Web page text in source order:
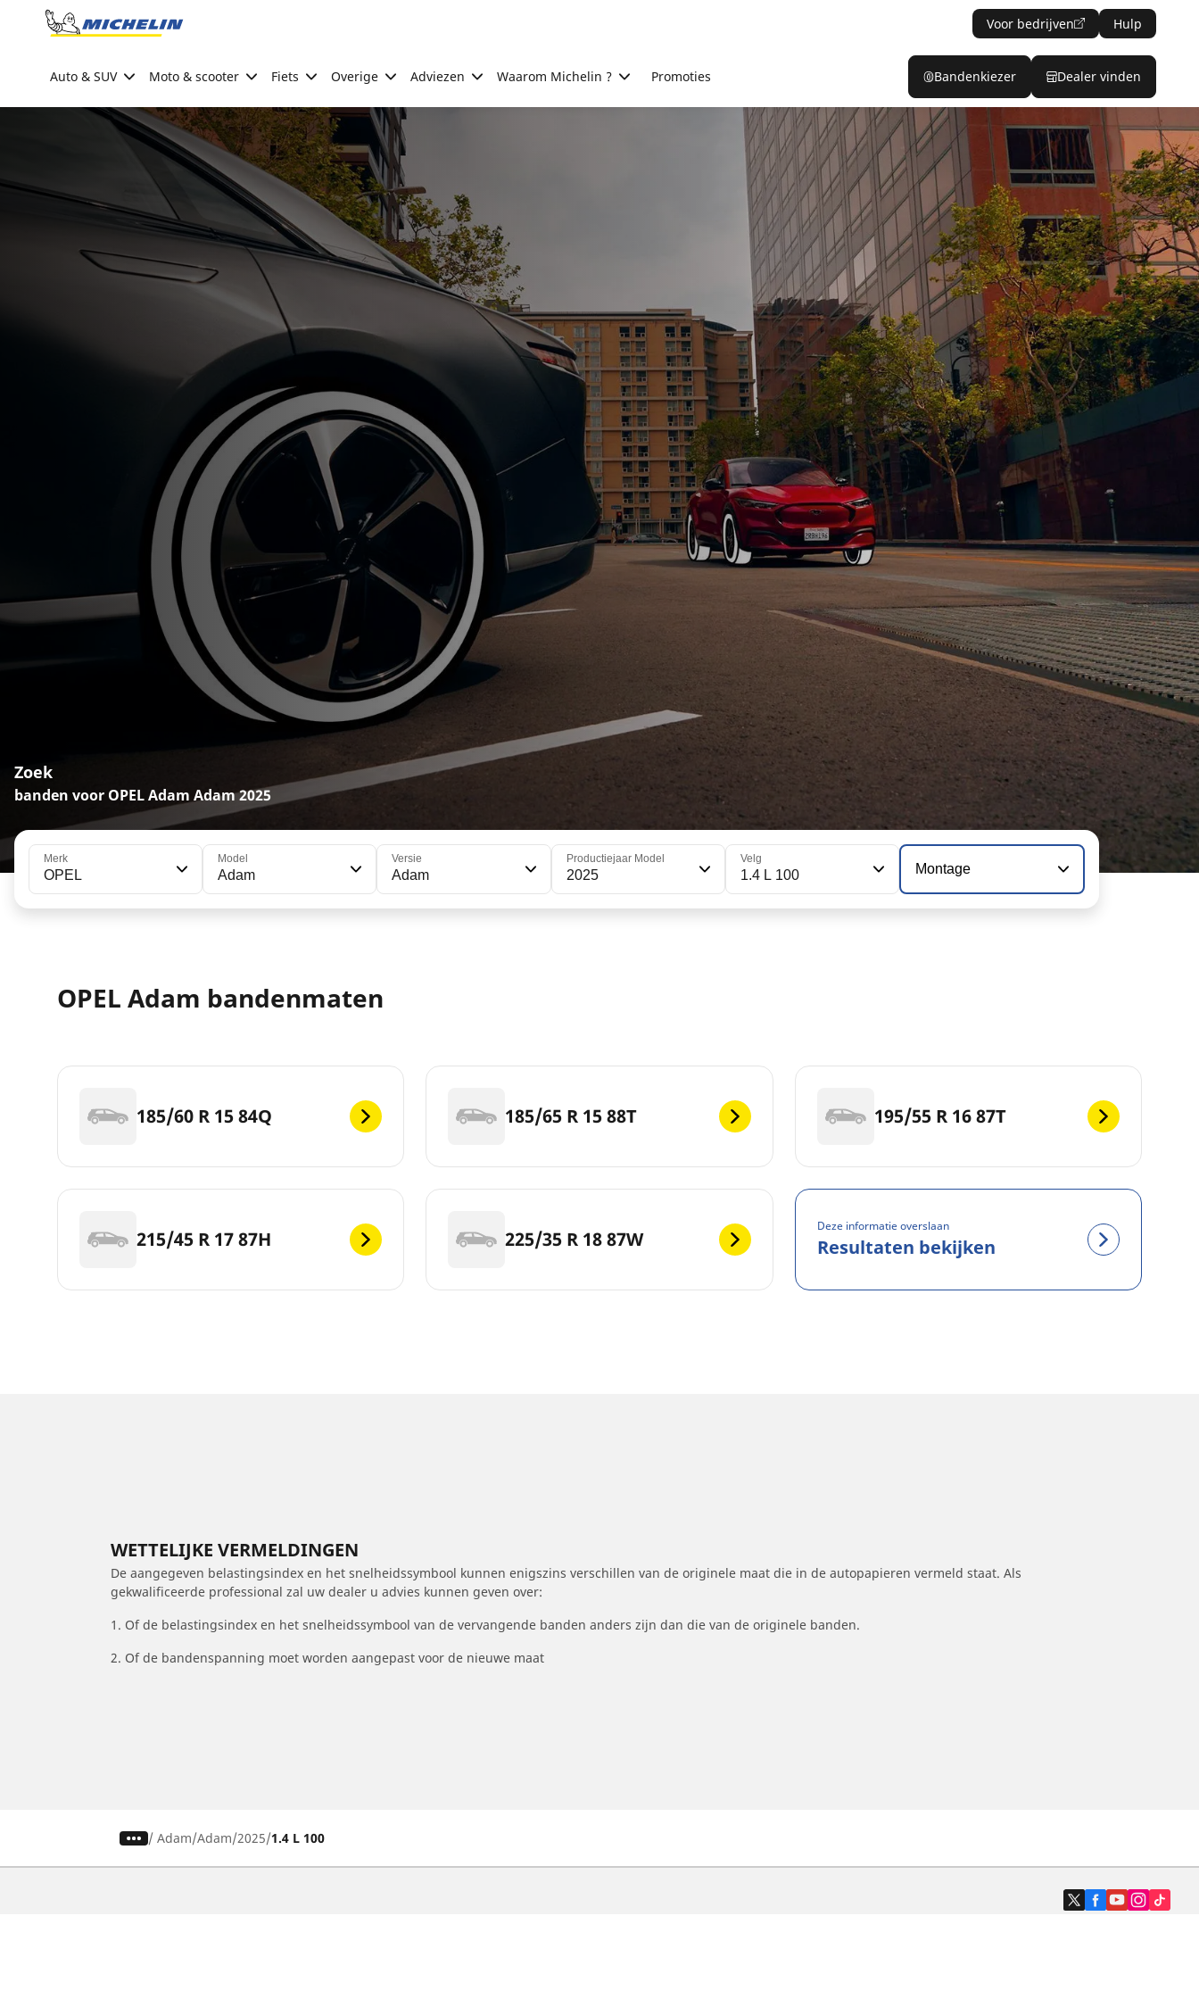
Go to page content
Voor bedrijven Hulp
Auto & SUV Moto & scooter Fiets Overige Adviezen Waarom Michelin ? Promoties Bandenkiezer Dealer vinden
Zoek
banden voor OPEL Adam Adam 2025
Merk
OPEL
Model
Adam
Versie
Adam
Productiejaar Model
2025
Velg
1.4 L 100 Montage
OPEL Adam bandenmaten
185/60 R 15 84Q 185/65 R 15 88T 195/55 R 16 87T
215/45 R 17 87H 225/35 R 18 87W
Deze informatie overslaan
Resultaten bekijken
WETTELIJKE VERMELDINGEN
De aangegeven belastingsindex en het snelheidssymbool kunnen enigszins verschillen van de originele maat die in de autopapieren vermeld staat. Als
gekwalificeerde professional zal uw dealer u advies kunnen geven over:
1. Of de belastingsindex en het snelheidssymbool van de vervangende banden anders zijn dan die van de originele banden.
2. Of de bandenspanning moet worden aangepast voor de nieuwe maat
/ Adam Adam 2025 1.4 L 100